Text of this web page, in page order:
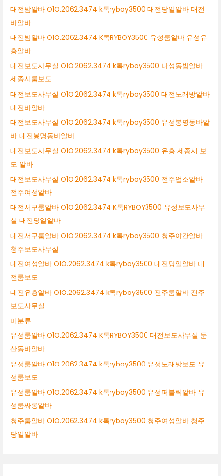
대전밤알바 O1O.2062.3474 k톡ryboy3500 대전당일알바 대전
바알바
대전밤알바 O1O.2062.3474 K톡RYBOY3500 유성룸알바 유성유
흥알바
대전보도사무실 O1O.2062.3474 k톡ryboy3500 나성동밤알바
세종시룸보도
대전보도사무실 O1O.2062.3474 k톡ryboy3500 대전노래방알바
대전바알바
대전보도사무실 O1O.2062.3474 k톡ryboy3500 유성봉명동바알
바 대전봉명동바알바
대전보도사무실 O1O.2062.3474 k톡ryboy3500 유흥 세종시 보
도 알바
대전보도사무실 O1O.2062.3474 k톡ryboy3500 전주업소알바
전주여성알바
대전서구룸알바 O1O.2062.3474 K톡RYBOY3500 유성보도사무
실 대전당일알바
대전서구룸알바 O1O.2062.3474 k톡ryboy3500 청주야간알바
청주보도사무실
대전여성알바 O1O.2062.3474 k톡ryboy3500 대전당일알바 대
전룸보도
대전유흥알바 O1O.2062.3474 k톡ryboy3500 전주룸알바 전주
보도사무실
미분류
유성룸알바 O1O.2062.3474 K톡RYBOY3500 대전보도사무실 둔
산동바알바
유성룸알바 O1O.2062.3474 k톡ryboy3500 유성노래방보도 유
성룸보도
유성룸알바 O1O.2062.3474 k톡ryboy3500 유성퍼블릭알바 유
성룸싸롱알바
청주룸알바 O1O.2062.3474 k톡ryboy3500 청주여성알바 청주
당일알바